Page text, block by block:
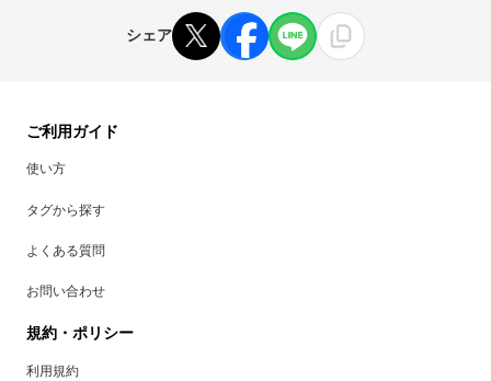
シェア
ご利用ガイド
使い方
タグから探す
よくある質問
お問い合わせ
規約・ポリシー
利用規約